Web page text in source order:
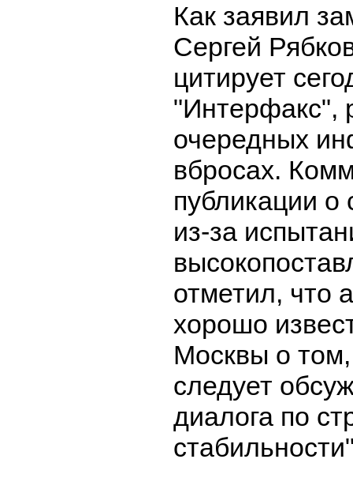
Как заявил
Сергей
цитирует
"Интерфакс",
очередных
вбросах.
публикации о
из-за
отметил, что
хорошо
Москвы о том,
следует
диалога по